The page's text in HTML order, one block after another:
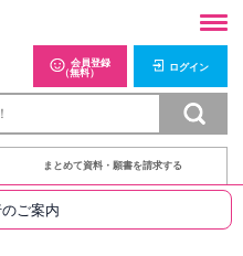
会員登録
（無料）
ログイン
まとめて資料・願書を請求する
ご案内